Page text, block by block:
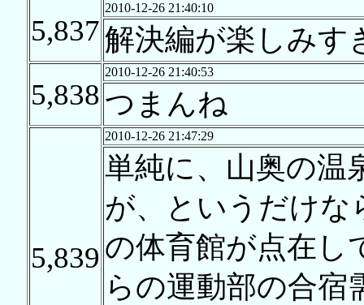
5,837
2010-12-26 21:40:10
解決編が楽しみす
5,838
2010-12-26 21:40:53
つまんね
5,839
2010-12-26 21:47:29
単純に、山奥の温
が、というだけな
の体育館が点在し
らの運動部の合